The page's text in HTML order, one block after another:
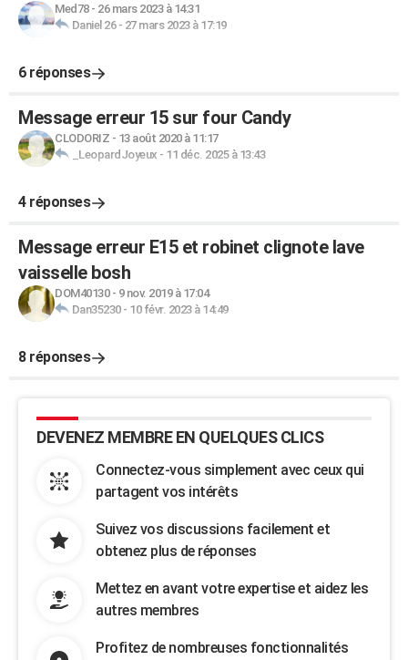
Med78- 26 mars 2023 à 14:31
Daniel 26- 27 mars 2023 à 17:19
6 réponses
Message erreur 15 sur four Candy
CLODORIZ - 13 août 2020 à 11:17
_LeopardJoyeux - 11 déc. 2025 à 13:43
4 réponses
Message erreur E15 et robinet clignote lave
vaisselle bosh
DOM40130- 9 nov. 2019 à 17:04
Dan35230- 10 févr. 2023 à 14:49
8 réponses
DEVENEZ MEMBRE EN QUELQUES CLICS
Connectez-vous simplement avec ceux qui
partagent vos intérêts
Suivez vos discussions facilement et
obtenez plus de réponses
Mettez en avant votre expertise et aidez les
autres membres
Profitez de nombreuses fonctionnalités